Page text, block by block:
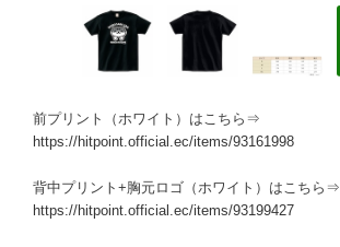
前プリント（ホワイト）はこちら⇒
https://hitpoint.official.ec/items/93161998
背中プリント+胸元ロゴ（ホワイト）はこちら⇒
https://hitpoint.official.ec/items/93199427